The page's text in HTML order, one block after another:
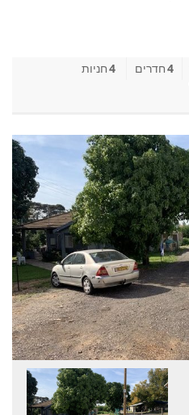
4חדרים 4חניות